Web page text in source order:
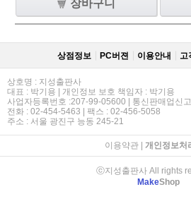
장바구니
상점정보 PC버젼 이용안내 고
상호명 : 지성출판사
대표 : 박기용 | 개인정보 보호 책임자 : 박기용
사업자등록번호 :207-99-05600 | 통신판매업신
전화 : 02-454-5463 | 팩스 : 02-456-5058
주소 : 서울 광진구 능동 245-21
이용약관| 개인정보처
ⓒ지성출판사 All rights
MakeShop